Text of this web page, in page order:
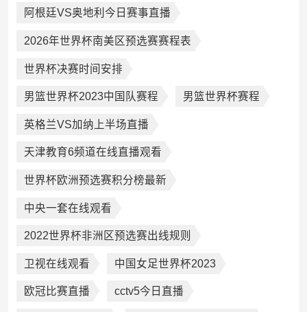
阿根廷VS奥地利今日赛事直播
2026年世界杯南美区预选赛赛程表
世界杯决赛时间安排
男篮世界杯2023中国队赛程 男篮世界杯赛程
英格兰VS加纳上半场直播
天津教育6频道在线直播观看
世界杯欧洲预选赛积分榜最新
中央一套在线观看
2022世界杯非洲区预选赛出线规则
卫视在线观看 中国女足世界杯2023
欧冠比赛直播 cctv5今日直播